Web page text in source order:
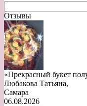
Отзывы
«Прекрасный букет
Любакова Татьяна,
Самара
06.08.2026